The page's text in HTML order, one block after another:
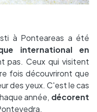
à Ponteareas a été
international en
pas. Ceux qui visitent
fois découvriront que
des yeux. C'est le cas
année, décorent